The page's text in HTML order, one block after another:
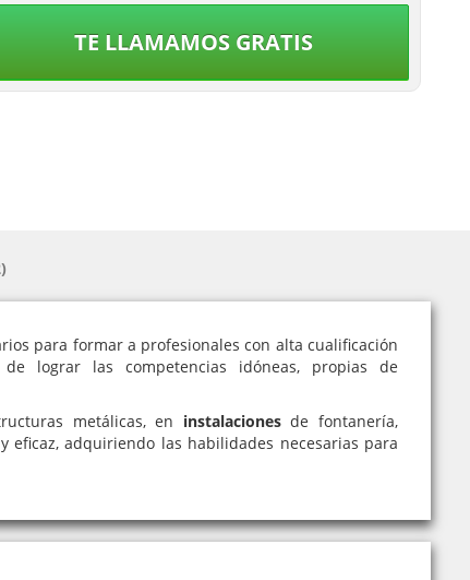
TE LLAMAMOS GRATIS
para formar a profesionales con alta cualificación
lograr las competencias idóneas, propias de
metálicas, en instalacionesde fontanería,
adquiriendo las habilidades necesarias para